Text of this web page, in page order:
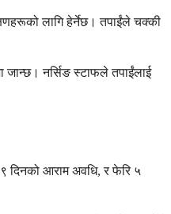
लागि हेर्नेछ। तपाईंले चक्की
जान्छ। नर्सिङ स्टाफले तपाईंलाई
दिनको आराम अवधि, र फेरि ५